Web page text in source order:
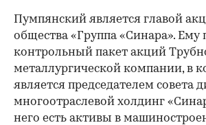
Пумпянский является главой
общества «Группа «Синара».
контрольный пакет акций
металлургической компании, в
является председателем совета
многоотраслевой холдинг
него есть активы в